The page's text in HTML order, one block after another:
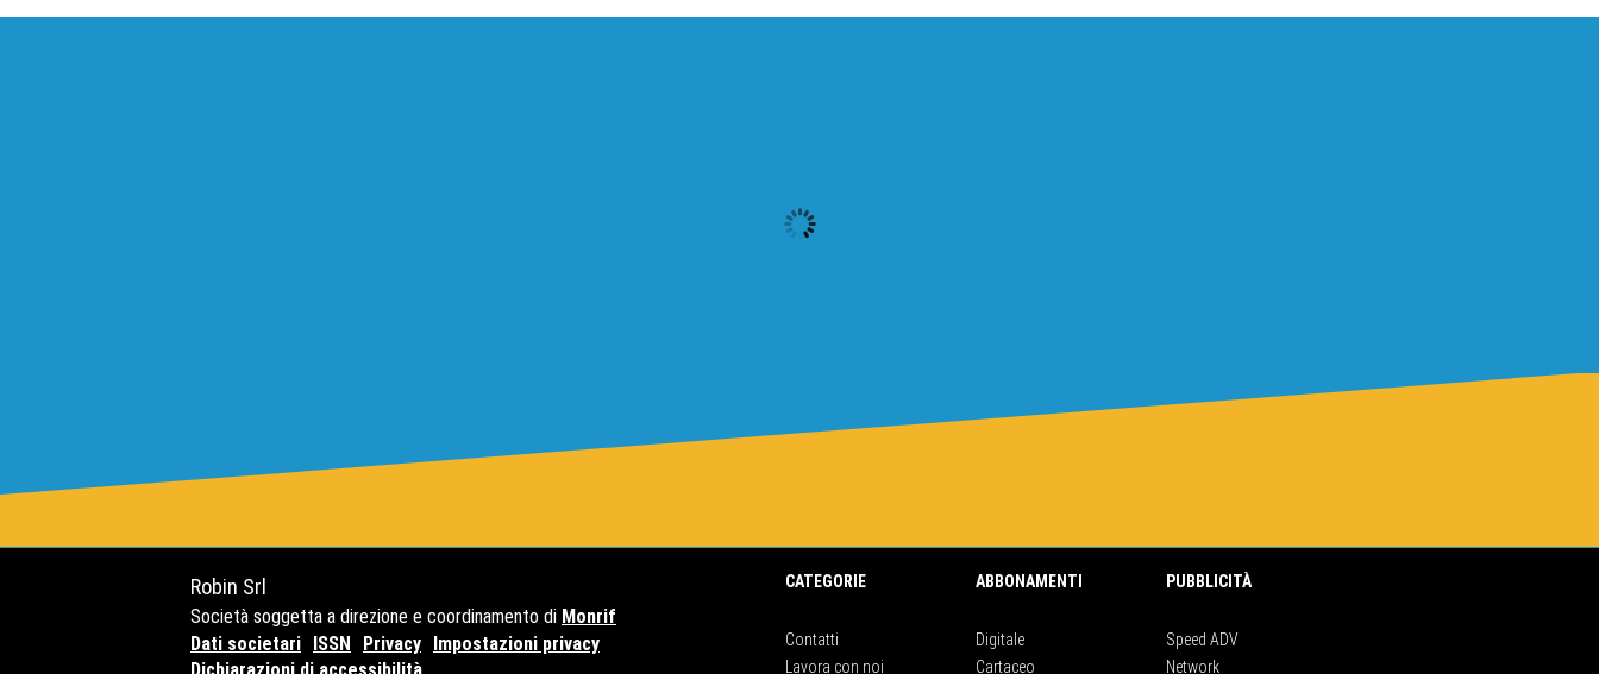
Robin Srl
Società soggetta a direzione e coordinamento di Monrif
Dati societari ISSN Privacy Impostazioni privacy
CATEGORIE
Contatti
Lavora con noi
ABBONAMENTI
Digitale
Cartaceo
PUBBLICITÀ
Speed ADV
Network